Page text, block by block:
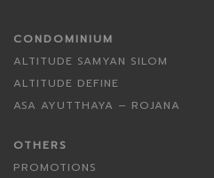
CONDOMINIUM
ALTITUDE SAMYAN SILOM
ALTITUDE DEFINE
ASA AYUTTHAYA – ROJANA
OTHERS
PROMOTIONS